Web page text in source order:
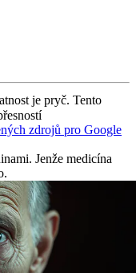
je pryč. Tento
zdrojů pro Google
Jenže medicína